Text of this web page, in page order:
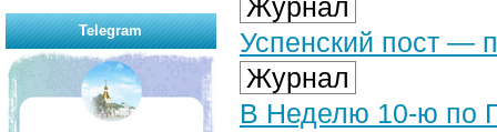
Журнал
Успенский пост —
Журнал
В Неделю 10-ю по
Telegram